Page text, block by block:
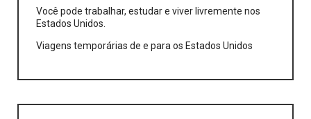
Você pode trabalhar, estudar e viver livremente nos
Estados Unidos.
Viagens temporárias de e para os Estados Unidos